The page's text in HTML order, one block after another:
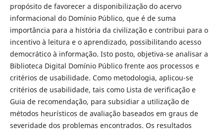
propósito de favorecer a disponibilização do acervo
informacional do Domínio Público, que é de suma
importância para a história da civilização e contribui para o
incentivo à leitura e o aprendizado, possibilitando acesso
democrático à informação. Isto posto, objetiva-se analisar a
Biblioteca Digital Domínio Público frente aos processos e
critérios de usabilidade. Como metodologia, aplicou-se
critérios de usabilidade, tais como Lista de verificação e
Guia de recomendação, para subsidiar a utilização de
métodos heurísticos de avaliação baseados em graus de
severidade dos problemas encontrados. Os resultados